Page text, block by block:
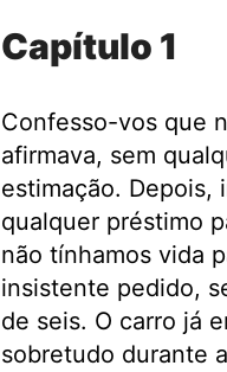
Capítulo 1
Confesso-vos que
afirmava, sem
estimação. Depois,
qualquer préstimo
não tínhamos vida
insistente pedido,
de seis. O carro já
sobretudo durante